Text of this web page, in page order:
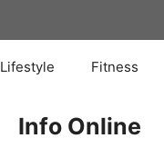
Lifestyle Fitness
Info Online